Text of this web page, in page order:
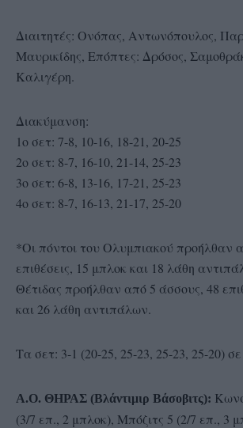
Διαιτητές: Ονόπας, Αντωνόπουλος,
Μαυρικίδης, Επόπτες: Δρόσος,
Καλιγέρη.
Διακύμανση:
1ο σετ: 7-8, 10-16, 18-21, 20-25
2ο σετ: 8-7, 16-10, 21-14, 25-23
3ο σετ: 6-8, 13-16, 17-21, 25-23
4ο σετ: 8-7, 16-13, 21-17, 25-20
*Οι πόντοι του Ολυμπιακού προήλθαν
επιθέσεις, 15 μπλοκ και 18 λάθη
Θέτιδας προήλθαν από 5 άσσους, 48
και 26 λάθη αντιπάλων.
Τα σετ: 3-1 (20-25, 25-23, 25-23, 25-20) σε
Α.Ο. ΘΗΡΑΣ (Βλάντιμιρ Βάσοβιτς):
(3/7 επ., 2 μπλοκ), Μπόζιτς 5 (2/7 επ., 3